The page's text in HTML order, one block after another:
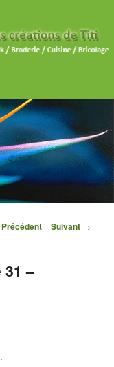
des articles
Précédent Suivant →
31 –